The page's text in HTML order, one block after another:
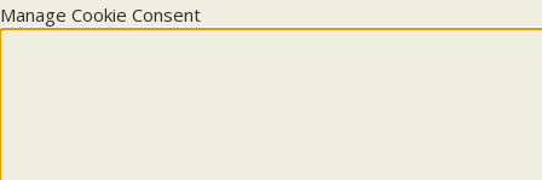
Manage Cookie Consent